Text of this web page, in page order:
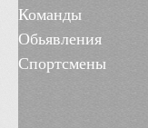
Команды
Обьявления
Спортсмены